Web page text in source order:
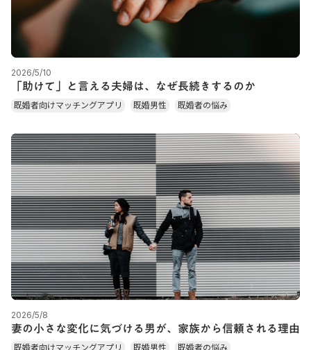
2026/5/10
「助けて」と言える夫婦は、なぜ長続きするのか
既婚者向けマッチングアプリ 既婚男性 既婚者の悩み
2026/5/8
妻の小さな変化に気づける男が、家族から信頼される理由
既婚者向けマッチングアプリ 既婚男性 既婚者の悩み